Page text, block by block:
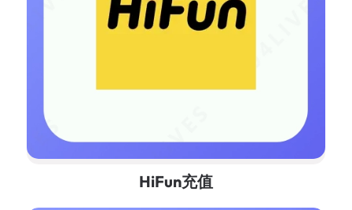
HiFun充值